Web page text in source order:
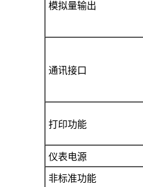
模拟量输出
通讯接口
打印功能
仪表电源
非标准功能